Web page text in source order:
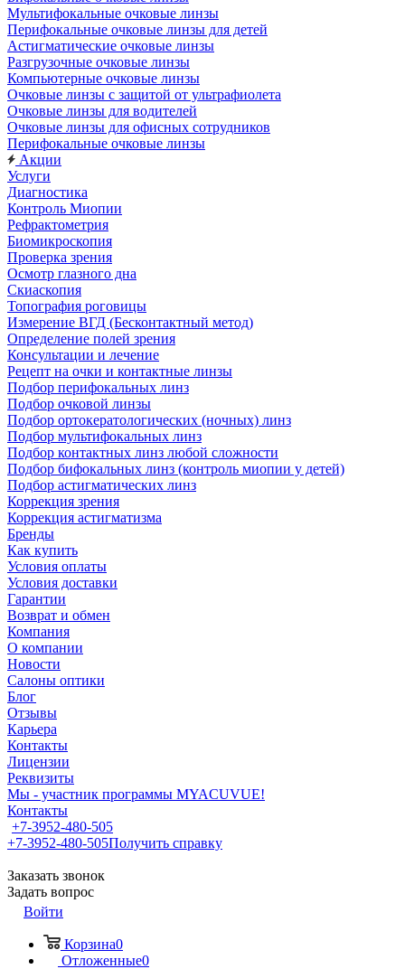
Мультифокальные очковые линзы
Перифокальные очковые линзы для детей
Астигматические очковые линзы
Разгрузочные очковые линзы
Компьютерные очковые линзы
Очковые линзы с защитой от ультрафиолета
Очковые линзы для водителей
Очковые линзы для офисных сотрудников
Перифокальные очковые линзы
Акции
Услуги
Диагностика
Контроль Миопии
Рефрактометрия
Биомикроскопия
Проверка зрения
Осмотр глазного дна
Скиаскопия
Топография роговицы
Измерение ВГД (Бесконтактный метод)
Определение полей зрения
Консультации и лечение
Рецепт на очки и контактные линзы
Подбор перифокальных линз
Подбор очковой линзы
Подбор ортокератологических (ночных) линз
Подбор мультифокальных линз
Подбор контактных линз любой сложности
Подбор бифокальных линз (контроль миопии у детей)
Подбор астигматических линз
Коррекция зрения
Коррекция астигматизма
Бренды
Как купить
Условия оплаты
Условия доставки
Гарантии
Возврат и обмен
Компания
О компании
Новости
Салоны оптики
Блог
Отзывы
Карьера
Контакты
Лицензии
Реквизиты
Мы - участник программы MYACUVUE!
Контакты
+7-3952-480-505
+7-3952-480-505Получить справку
Заказать звонок
Задать вопрос
Войти
Корзина0
Отложенные0